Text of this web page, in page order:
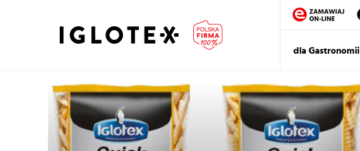
dla Gastronomii